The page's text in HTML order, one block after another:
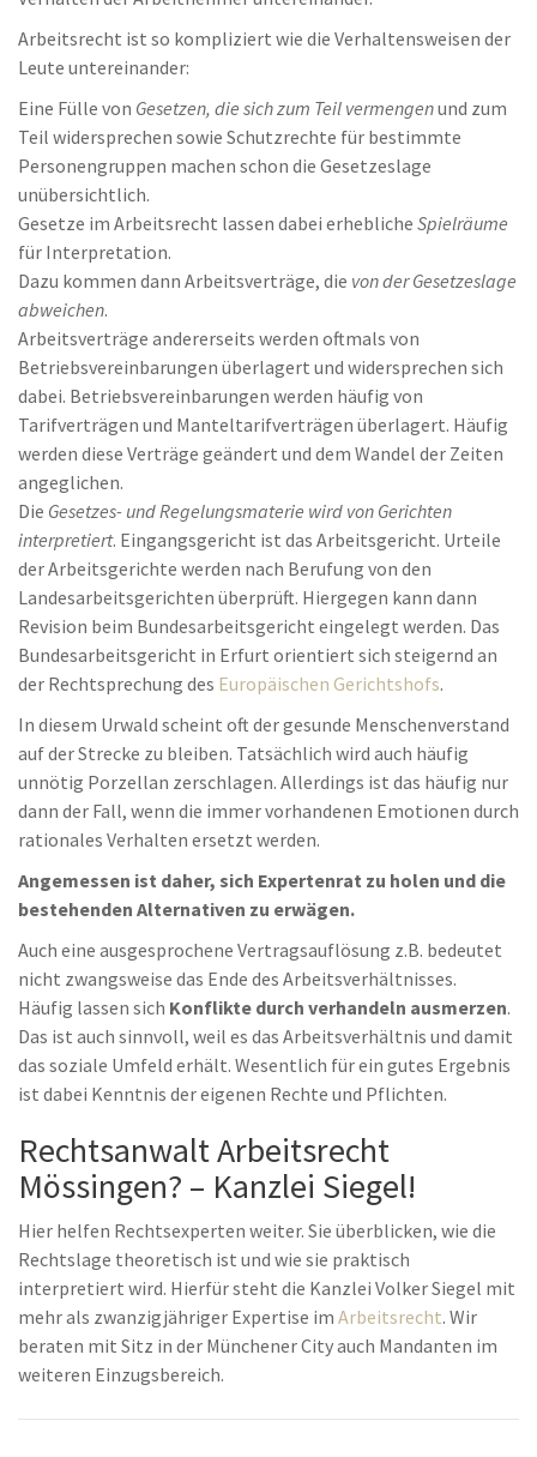
Arbeitsrecht ist so kompliziert wie die Verhaltensweisen der
Leute untereinander:
Eine Fülle von Gesetzen, die sich zum Teil vermengenund zum
Teil widersprechen sowie Schutzrechte für bestimmte
Personengruppen machen schon die Gesetzeslage
unübersichtlich.
Gesetze im Arbeitsrecht lassen dabei erhebliche Spielräume
für Interpretation.
Dazu kommen dann Arbeitsverträge, die von der Gesetzeslage
abweichen.
Arbeitsverträge andererseits werden oftmals von
Betriebsvereinbarungen überlagert und widersprechen sich
dabei. Betriebsvereinbarungen werden häufig von
Tarifverträgen und Manteltarifverträgen überlagert. Häufig
werden diese Verträge geändert und dem Wandel der Zeiten
angeglichen.
Die Gesetzes- und Regelungsmaterie wird von Gerichten
interpretiert. Eingangsgericht ist das Arbeitsgericht. Urteile
der Arbeitsgerichte werden nach Berufung von den
Landesarbeitsgerichten überprüft. Hiergegen kann dann
Revision beim Bundesarbeitsgericht eingelegt werden. Das
Bundesarbeitsgericht in Erfurt orientiert sich steigernd an
der Rechtsprechung des Europäischen Gerichtshofs.
In diesem Urwald scheint oft der gesunde Menschenverstand
auf der Strecke zu bleiben. Tatsächlich wird auch häufig
unnötig Porzellan zerschlagen. Allerdings ist das häufig nur
dann der Fall, wenn die immer vorhandenen Emotionen durch
rationales Verhalten ersetzt werden.
Angemessen ist daher, sich Expertenrat zu holen und die
bestehenden Alternativen zu erwägen.
Auch eine ausgesprochene Vertragsauflösung z.B. bedeutet
nicht zwangsweise das Ende des Arbeitsverhältnisses.
Häufig lassen sich Konflikte durch verhandeln ausmerzen.
Das ist auch sinnvoll, weil es das Arbeitsverhältnis und damit
das soziale Umfeld erhält. Wesentlich für ein gutes Ergebnis
ist dabei Kenntnis der eigenen Rechte und Pflichten.
Rechtsanwalt Arbeitsrecht
Mössingen? – Kanzlei Siegel!
Hier helfen Rechtsexperten weiter. Sie überblicken, wie die
Rechtslage theoretisch ist und wie sie praktisch
interpretiert wird. Hierfür steht die Kanzlei Volker Siegel mit
mehr als zwanzigjähriger Expertise im Arbeitsrecht. Wir
beraten mit Sitz in der Münchener City auch Mandanten im
weiteren Einzugsbereich.